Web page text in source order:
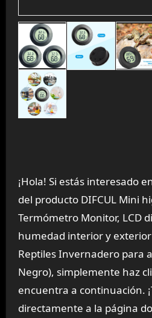
¡Hola! Si estás interesado
del producto DIFCUL Mini
Termómetro Monitor, LCD
humedad interior y
Reptiles Invernadero para
Negro), simplemente haz
encuentra a continuación.
directamente a la página